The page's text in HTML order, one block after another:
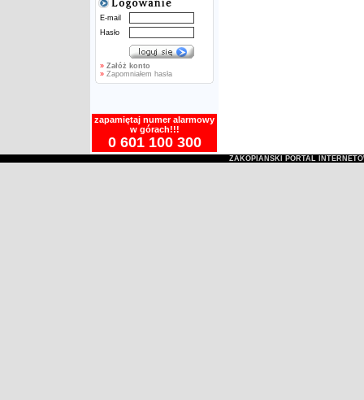
E-mail
Hasło
» Załóż konto
» Zapomniałem hasła
zapamiętaj numer alarmowy
w górach!!!
0 601 100 300
ZAKOPIAŃSKI PORTAL